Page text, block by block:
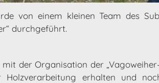
von einem kleinen Team des
durchgeführt.
der Organisation der
Holzverarbeitung erhalten und